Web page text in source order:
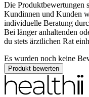
Die Produktbewertungen
Kundinnen und Kunden
individuelle Beratung
Bei länger anhaltenden
du stets ärztlichen Rat
Es wurden noch keine
Produkt bewerten